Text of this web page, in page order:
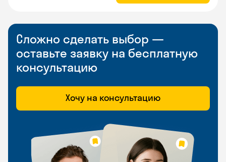
Сложно сделать выбор —
оставьте заявку на бесплатную
консультацию
Хочу на консультацию